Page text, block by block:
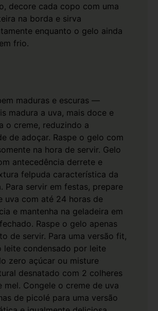
decore cada copo com uma
na borda e sirva
enquanto o gelo ainda
frio.
maduras e escuras —
madura a uva, mais doce e
o creme, reduzindo a
de adoçar. Raspe o gelo com
na hora de servir. Gelo
antecedência derrete e
felpuda característica da
Para servir em festas, prepare
uva com até 24 horas de
e mantenha na geladeira em
Raspe o gelo apenas
de servir. Para uma versão fit,
leite condensado por leite
zero açúcar ou misture
desnatado com 2 colheres
mel. Congele o creme de uva
de picolé para uma versão